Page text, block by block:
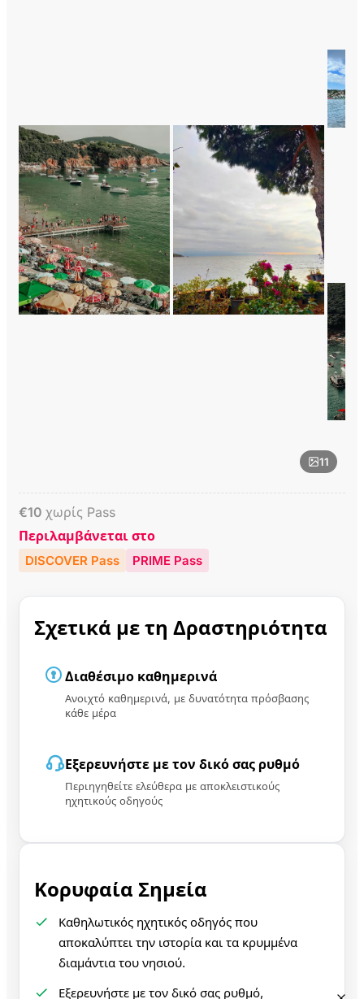
11
€10 χωρίς Pass
Περιλαμβάνεται στο
DISCOVER Pass PRIME Pass
Σχετικά με τη Δραστηριότητα
Διαθέσιμο καθημερινά
Ανοιχτό καθημερινά, με δυνατότητα πρόσβασης
κάθε μέρα
Εξερευνήστε με τον δικό σας ρυθμό
Περιηγηθείτε ελεύθερα με αποκλειστικούς
ηχητικούς οδηγούς
Κορυφαία Σημεία
Καθηλωτικός ηχητικός οδηγός που
αποκαλύπτει την ιστορία και τα κρυμμένα
διαμάντια του νησιού.
Εξερευνήστε με τον δικό σας ρυθμό,